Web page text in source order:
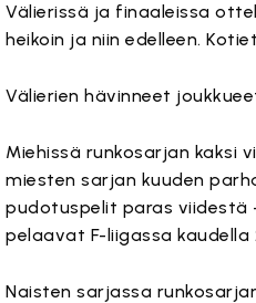
Välierissä ja finaaleissa
heikoin ja niin edelleen.
Välierien hävinneet
Miehissä runkosarjan kaksi
miesten sarjan kuuden
pudotuspelit paras viidestä
pelaavat F-liigassa kaudella
Naisten sarjassa